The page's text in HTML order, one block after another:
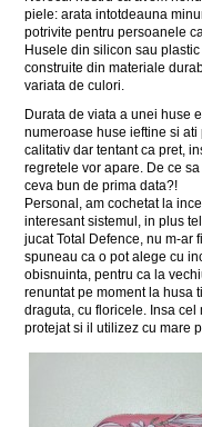
piele: arata intotdeauna
potrivite pentru persoanele
Husele din silicon sau
construite din materiale
variata de culori.
Durata de viata a unei huse
numeroase huse ieftine si
calitativ dar tentant ca pret,
regretele vor apare. De ce
ceva bun de prima data?!
Personal, am cochetat la
interesant sistemul, in plus
jucat Total Defence, nu m-ar
spuneau ca o pot alege cu
obisnuinta, pentru ca la
renuntat pe moment la husa
draguta, cu floricele. Insa
protejat si il utilizez cu mare